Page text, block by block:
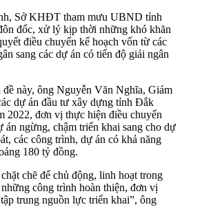
Sở KHĐT tham mưu UBND tỉnh
đốc, xử lý kịp thời những khó khăn
điều chuyển kế hoạch vốn từ các
sang các dự án có tiến độ giải ngân
đề này, ông Nguyễn Văn Nghĩa, Giám
dự án đầu tư xây dựng tỉnh Đắk
2022, đơn vị thực hiện điều chuyển
án ngừng, chậm triển khai sang cho dự
các công trình, dự án có khả năng
180 tỷ đồng.
chẽ để chủ động, linh hoạt trong
công trình hoàn thiện, đơn vị
trung nguồn lực triển khai”, ông